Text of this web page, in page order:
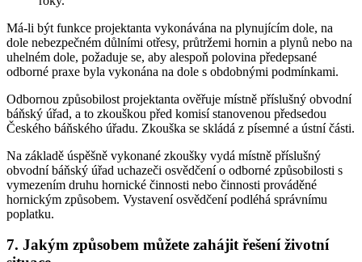
Má-li být funkce projektanta vykonávána na plynujícím dole, na
dole nebezpečném důlními otřesy, průtržemi hornin a plynů nebo na
uhelném dole, požaduje se, aby alespoň polovina předepsané
odborné praxe byla vykonána na dole s obdobnými podmínkami.
Odbornou způsobilost projektanta ověřuje místně příslušný obvodní
báňský úřad, a to zkouškou před komisí stanovenou předsedou
Českého báňského úřadu. Zkouška se skládá z písemné a ústní části.
Na základě úspěšně vykonané zkoušky vydá místně příslušný
obvodní báňský úřad uchazeči osvědčení o odborné způsobilosti s
vymezením druhu hornické činnosti nebo činnosti prováděné
hornickým způsobem. Vystavení osvědčení podléhá správnímu
poplatku.
7. Jakým způsobem můžete zahájit řešení životní